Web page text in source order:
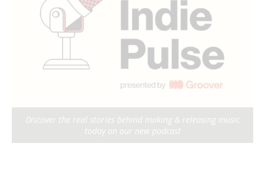
Discover the real stories behind making & releasing music
today on our new podcast